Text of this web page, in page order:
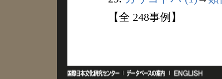
【全 248事例】